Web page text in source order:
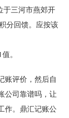
三河市燕郊开
分回馈。应按该
。
账评价，然后自
公司靠谱吗，让
作。鼎汇记账公